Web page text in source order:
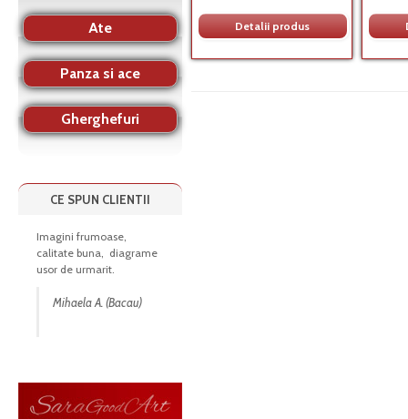
Detalii produs
Ate
Panza si ace
Gherghefuri
CE SPUN CLIENTII
Imagini frumoase,
calitate buna, diagrame
usor de urmarit.
Mihaela A. (Bacau)